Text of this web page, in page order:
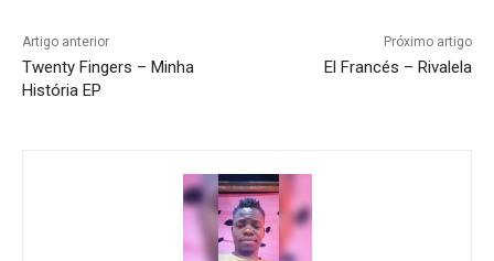
Artigo anterior
Twenty Fingers – Minha
História EP
Próximo artigo
El Francés – Rivalela